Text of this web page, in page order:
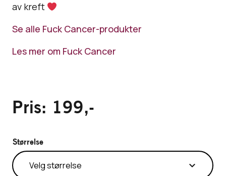
av kreft
Se alle Fuck Cancer-produkter
Les mer om Fuck Cancer
Pris: 199,-
Størrelse